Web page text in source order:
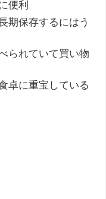
便利
期保存するにはう
られていて買い物
卓に重宝している